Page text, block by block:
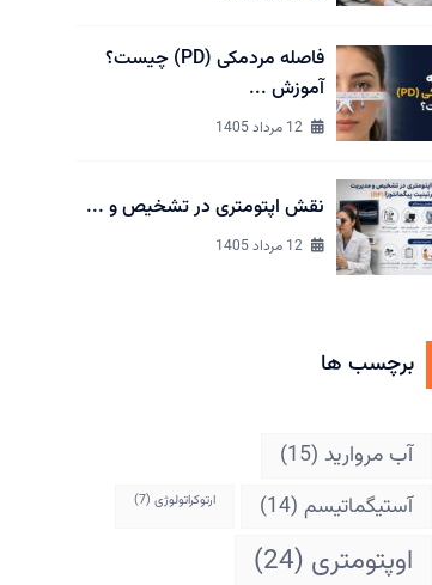
فاصله مردمکی (PD) چیست؟
آموزش ...
نقش اپتومتری در تشخیص و ...
برچسب ها
آب مروارید (15)
آستیگماتیسم (14) ارتوکراتولوژی (7)
اوپتومتری (24)